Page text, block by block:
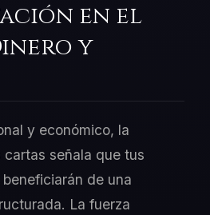
en el
y
y económico, la
señala que tus
de una
La fuerza